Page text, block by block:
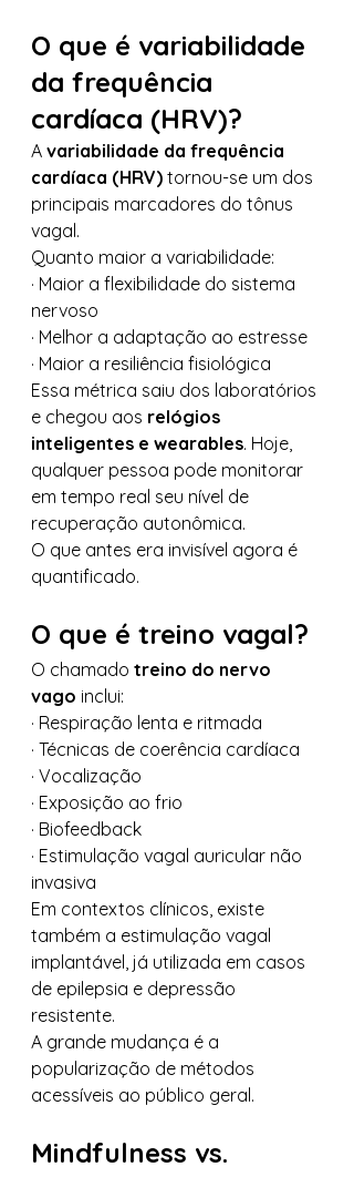
O que é variabilidade
da frequência
cardíaca (HRV)?
A variabilidade da frequência
cardíaca (HRV) tornou-se um dos
principais marcadores do tônus
vagal.
Quanto maior a variabilidade:
· Maior a flexibilidade do sistema
nervoso
· Melhor a adaptação ao estresse
· Maior a resiliência fisiológica
Essa métrica saiu dos laboratórios
e chegou aos relógios
inteligentes e wearables. Hoje,
qualquer pessoa pode monitorar
em tempo real seu nível de
recuperação autonômica.
O que antes era invisível agora é
quantificado.
O que é treino vagal?
O chamado treino do nervo
vago inclui:
· Respiração lenta e ritmada
· Técnicas de coerência cardíaca
· Vocalização
· Exposição ao frio
· Biofeedback
· Estimulação vagal auricular não
invasiva
Em contextos clínicos, existe
também a estimulação vagal
implantável, já utilizada em casos
de epilepsia e depressão
resistente.
A grande mudança é a
popularização de métodos
acessíveis ao público geral.
Mindfulness vs.